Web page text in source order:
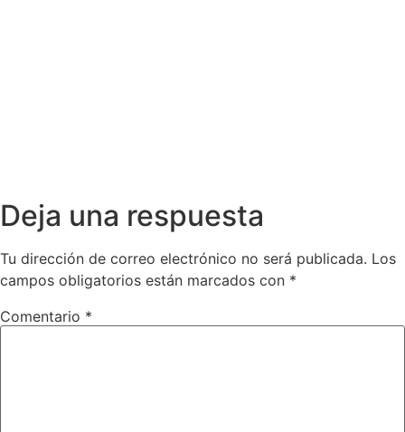
Deja una respuesta
Tu dirección de correo electrónico no será publicada. Los
campos obligatorios están marcados con *
Comentario *